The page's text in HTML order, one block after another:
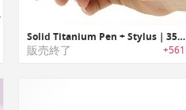
Solid Titanium Pen + Stylus｜35種以上のレフィル互換のチタン製ペン・スタイラス
販売終了 +561